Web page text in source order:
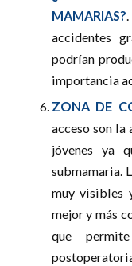
MAMARIAS?
accidentes
podrían
importancia
ZONA DE
acceso son la
jóvenes ya
submamaria.
muy visibles
mejor y más
que